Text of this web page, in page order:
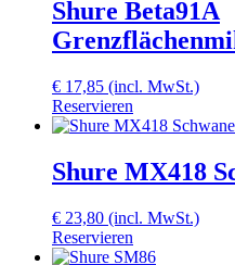
Shure Beta91A
€ 17,85 (incl. MwSt.)
Reservieren
Shure MX418
€ 23,80 (incl. MwSt.)
Reservieren